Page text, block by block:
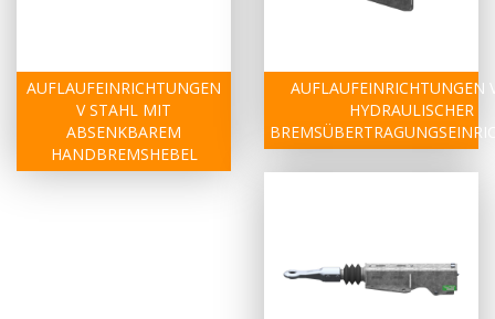
AUFLAUFEINRICHTUNGEN
V STAHL MIT
ABSENKBAREM
HANDBREMSHEBEL
AUFLAUFEINRICHTUNGEN
HYDRAULISCHER